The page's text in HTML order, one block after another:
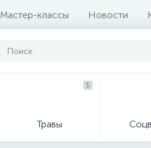
Мастер-классы Новости
Травы
1